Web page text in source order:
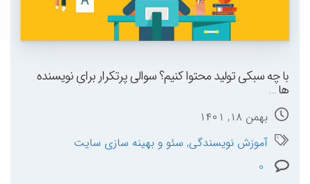
با چه سبکی تولید محتوا کنیم؟ سوالی پرتکرار برای نویسنده
ها …
بهمن ۱۸, ۱۴۰۱
آموزش نویسندگی, سئو و بهینه سازی سایت